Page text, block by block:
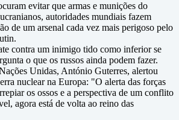
evitar que armas e munições do
autoridades mundiais fazem
de um arsenal cada vez mais perigoso pelo
contra um inimigo tido como inferior se
o que os russos ainda podem fazer.
Unidas, António Guterres, alertou
nuclear na Europa: "O alerta das forças
os ossos e a perspectiva de um conflito
agora está de volta ao reino das